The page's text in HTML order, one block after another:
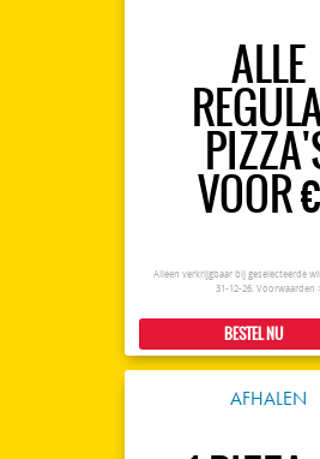
ALLE
VOOR
Alleen verkrijgbaar bij geselecteerde
31-12-26. Voorwaarden
BESTEL NU
AFHALEN